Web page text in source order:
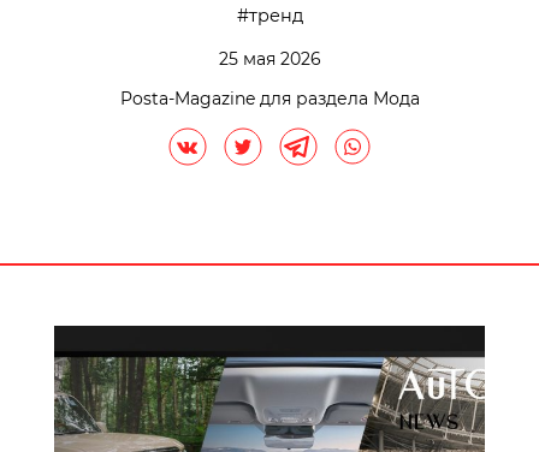
тренд
25 мая 2026
Posta-Magazine для раздела Мода